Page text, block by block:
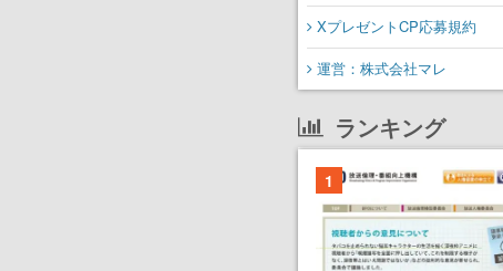
XプレゼントCP応募規約
運営：株式会社マレ
ランキング
1